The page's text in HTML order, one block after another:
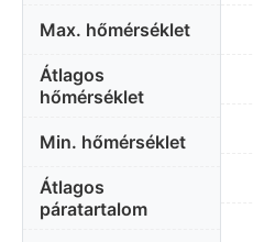
Max. hőmérséklet
Átlagos
hőmérséklet
Min. hőmérséklet
Átlagos
páratartalom